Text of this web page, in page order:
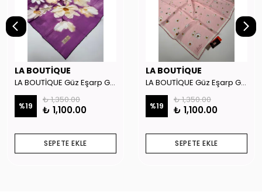
LA BOUTİQUE
LA BOUTİQUE Güz Eşarp GYSE262908
%19
₺ 1,350.00
₺ 1,100.00
SEPETE EKLE
LA BOUTİQUE
LA BOUTİQUE Güz Eşarp GYSE130804
%19
₺ 1,350.00
₺ 1,100.00
SEPETE EKLE